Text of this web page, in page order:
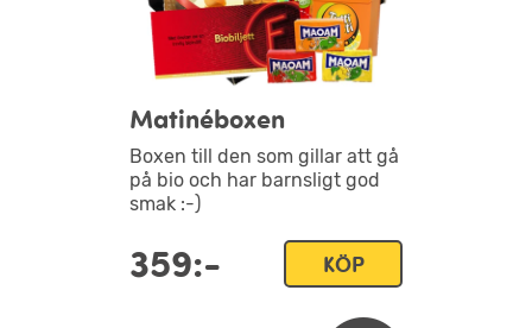
Matinéboxen
Boxen till den som gillar att gå
på bio och har barnsligt god
smak :-)
359:- KÖP